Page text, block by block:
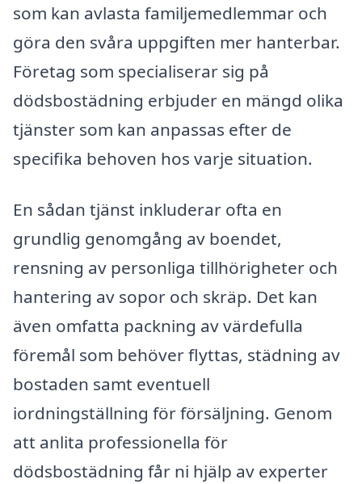
som kan avlasta familjemedlemmar och
göra den svåra uppgiften mer hanterbar.
Företag som specialiserar sig på
dödsbostädning erbjuder en mängd olika
tjänster som kan anpassas efter de
specifika behoven hos varje situation.
En sådan tjänst inkluderar ofta en
grundlig genomgång av boendet,
rensning av personliga tillhörigheter och
hantering av sopor och skräp. Det kan
även omfatta packning av värdefulla
föremål som behöver flyttas, städning av
bostaden samt eventuell
iordningställning för försäljning. Genom
att anlita professionella för
dödsbostädning får ni hjälp av experter